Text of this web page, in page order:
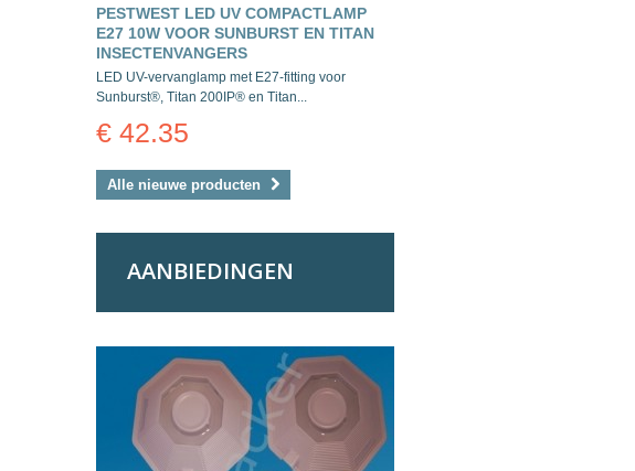
PESTWEST LED UV COMPACTLAMP
E27 10W VOOR SUNBURST EN TITAN
INSECTENVANGERS
LED UV-vervanglamp met E27-fitting voor
Sunburst®, Titan 200IP® en Titan...
€ 42.35
Alle nieuwe producten
AANBIEDINGEN